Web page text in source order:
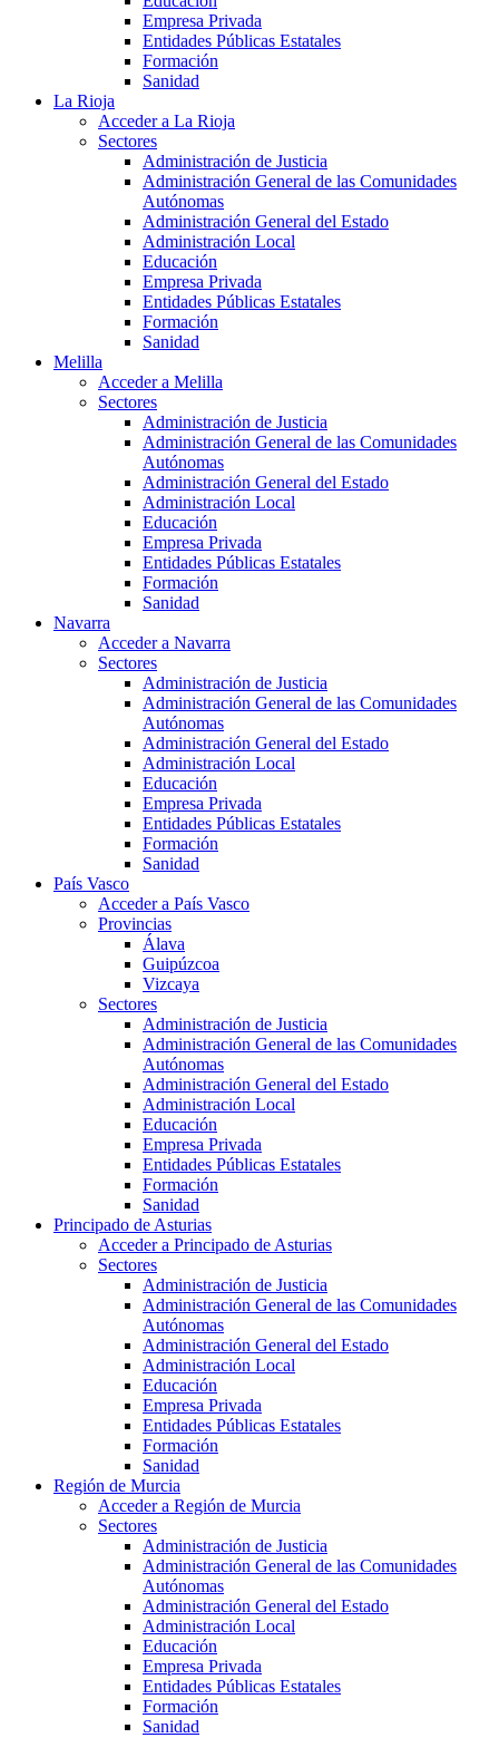
Empresa Privada
Entidades Públicas Estatales
Formación
Sanidad
La Rioja
Acceder a La Rioja
Sectores
Administración de Justicia
Administración General de las Comunidades
Autónomas
Administración General del Estado
Administración Local
Educación
Empresa Privada
Entidades Públicas Estatales
Formación
Sanidad
Melilla
Acceder a Melilla
Sectores
Administración de Justicia
Administración General de las Comunidades
Autónomas
Administración General del Estado
Administración Local
Educación
Empresa Privada
Entidades Públicas Estatales
Formación
Sanidad
Navarra
Acceder a Navarra
Sectores
Administración de Justicia
Administración General de las Comunidades
Autónomas
Administración General del Estado
Administración Local
Educación
Empresa Privada
Entidades Públicas Estatales
Formación
Sanidad
País Vasco
Acceder a País Vasco
Provincias
Álava
Guipúzcoa
Vizcaya
Sectores
Administración de Justicia
Administración General de las Comunidades
Autónomas
Administración General del Estado
Administración Local
Educación
Empresa Privada
Entidades Públicas Estatales
Formación
Sanidad
Principado de Asturias
Acceder a Principado de Asturias
Sectores
Administración de Justicia
Administración General de las Comunidades
Autónomas
Administración General del Estado
Administración Local
Educación
Empresa Privada
Entidades Públicas Estatales
Formación
Sanidad
Región de Murcia
Acceder a Región de Murcia
Sectores
Administración de Justicia
Administración General de las Comunidades
Autónomas
Administración General del Estado
Administración Local
Educación
Empresa Privada
Entidades Públicas Estatales
Formación
Sanidad